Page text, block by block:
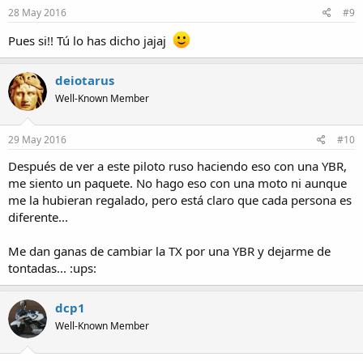
28 May 2016 #9
Pues si!! Tú lo has dicho jajaj
deiotarus
Well-Known Member
29 May 2016 #10
Después de ver a este piloto ruso haciendo eso con una YBR,
me siento un paquete. No hago eso con una moto ni aunque
me la hubieran regalado, pero está claro que cada persona es
diferente...
Me dan ganas de cambiar la TX por una YBR y dejarme de
tontadas... :ups:
dcp1
Well-Known Member